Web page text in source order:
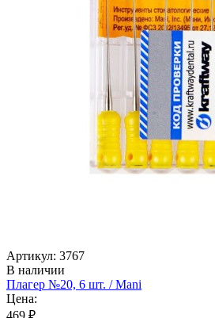
Артикул: 3767
В наличии
Плагер №20, 6 шт. / Mani
Цена:
469 ₽